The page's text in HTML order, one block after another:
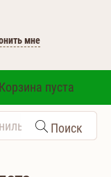
мне
Корзина пуста
Поиск